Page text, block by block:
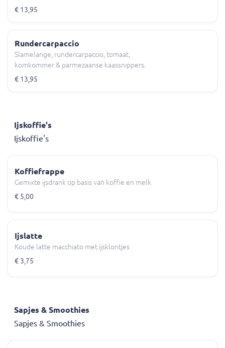
€ 13,95
Rundercarpaccio
Slamelange, rundercarpaccio, tomaat,
komkommer & parmezaanse kaassnippers.
€ 13,95
Ijskoffie's
Ijskoffie's
Koffiefrappe
Gemixte ijsdrank op basis van koffie en melk
€ 5,00
Ijslatte
Koude latte macchiato met ijsklontjes
€ 3,75
Sapjes & Smoothies
Sapjes & Smoothies